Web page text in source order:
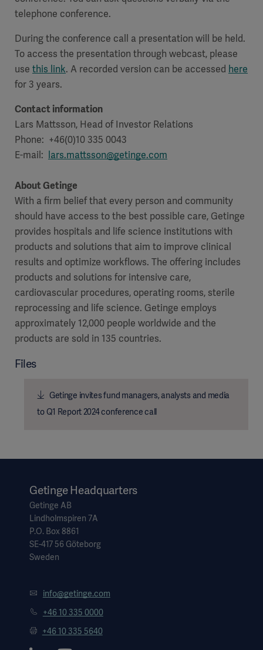
telephone conference.
During the conference call a presentation will be held.
To access the presentation through webcast, please
use this link. A recorded version can be accessed here
for 3 years.
Contact information
Lars Mattsson, Head of Investor Relations
Phone: +46(0)10 335 0043
E-mail:
lars.mattsson@getinge.com
About Getinge
With a firm belief that every person and community
should have access to the best possible care, Getinge
provides hospitals and life science institutions with
products and solutions that aim to improve clinical
results and optimize workflows. The offering includes
products and solutions for intensive care,
cardiovascular procedures, operating rooms, sterile
reprocessing and life science. Getinge employs
approximately 12,000 people worldwide and the
products are sold in 135 countries.
Files
Getinge invites fund managers, analysts and media
to Q1 Report 2024 conference call
Getinge Headquarters
Getinge AB
Lindholmspiren 7A
P.O. Box 8861
SE-417 56 Göteborg
Sweden
info@getinge.com
+46 10 335 0000
+46 10 335 5640